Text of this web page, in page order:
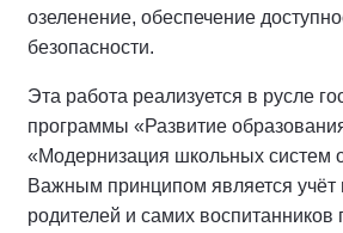
озеленение, обеспечение
безопасности.
Эта работа реализуется в русле
программы «Развитие
«Модернизация школьных систем
Важным принципом является учёт
родителей и самих воспитанников